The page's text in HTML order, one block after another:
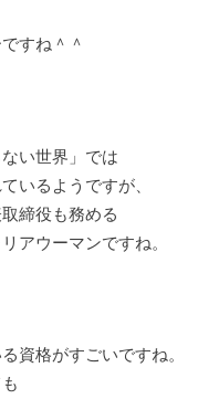
すね＾＾
ない世界」では
いるようですが、
締役も務める
アウーマンですね。
資格がすごいですね。